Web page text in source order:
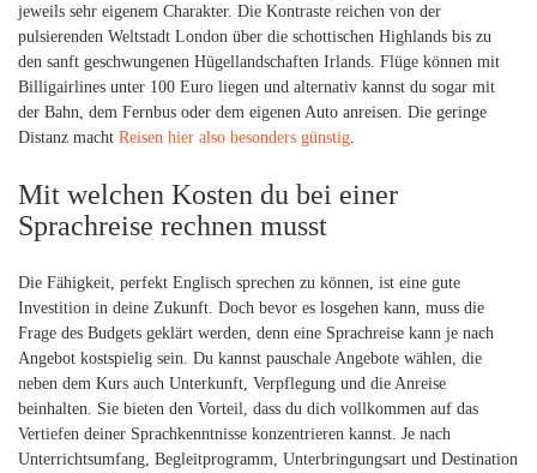
jeweils sehr eigenem Charakter. Die Kontraste reichen von der
pulsierenden Weltstadt London über die schottischen Highlands bis zu
den sanft geschwungenen Hügellandschaften Irlands. Flüge können mit
Billigairlines unter 100 Euro liegen und alternativ kannst du sogar mit
der Bahn, dem Fernbus oder dem eigenen Auto anreisen. Die geringe
Distanz macht Reisen hier also besonders günstig
Mit welchen Kosten du bei einer
Sprachreise rechnen musst
Die Fähigkeit, perfekt Englisch sprechen zu können, ist eine gute
Investition in deine Zukunft. Doch bevor es losgehen kann, muss die
Frage des Budgets geklärt werden, denn eine Sprachreise kann je nach
Angebot kostspielig sein. Du kannst pauschale Angebote wählen, die
neben dem Kurs auch Unterkunft, Verpflegung und die Anreise
beinhalten. Sie bieten den Vorteil, dass du dich vollkommen auf das
Vertiefen deiner Sprachkenntnisse konzentrieren kannst. Je nach
Unterrichtsumfang, Begleitprogramm, Unterbringungsart und Destination